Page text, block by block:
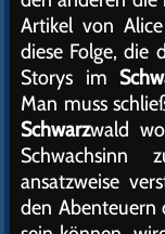
Artikel von Alice
diese Folge, die
Storys im
Man muss
Schwarzwald
ansatzweise
den Abenteuern